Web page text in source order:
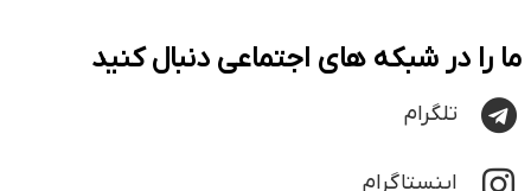
ما را در شبکه های اجتماعی دنبال کنید
تلگرام
اینستاگرام